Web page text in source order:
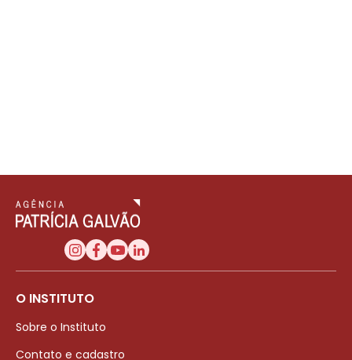
O INSTITUTO
Sobre o Instituto
Contato e cadastro